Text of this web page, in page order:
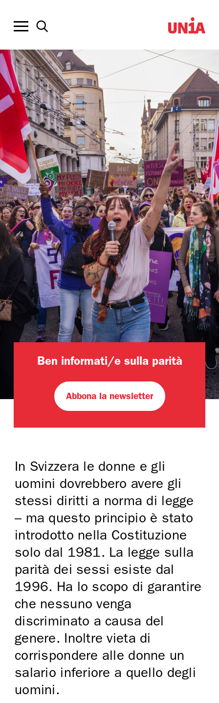
Ben informati/e sulla parità
Abbona la newsletter
In Svizzera le donne e gli
uomini dovrebbero avere gli
stessi diritti a norma di legge
– ma questo principio è stato
introdotto nella Costituzione
solo dal 1981. La legge sulla
parità dei sessi esiste dal
1996. Ha lo scopo di garantire
che nessuno venga
discriminato a causa del
genere. Inoltre vieta di
corrispondere alle donne un
salario inferiore a quello degli
uomini.